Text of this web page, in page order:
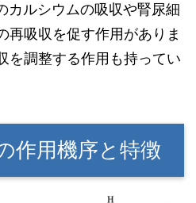
カルシウムの吸収や腎尿細
再吸収を促す作用がありま
を調整する作用も持ってい
作用機序と特徴